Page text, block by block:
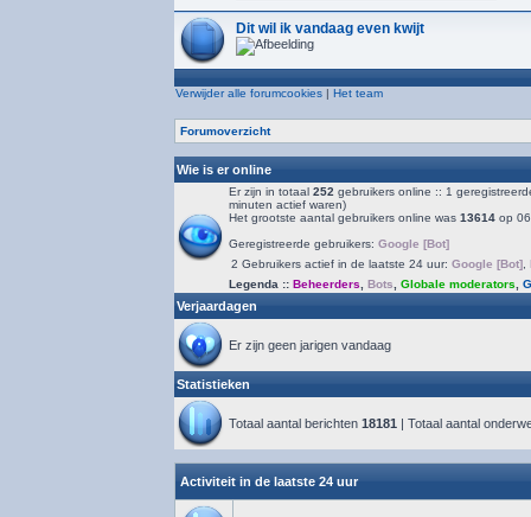
Dit wil ik vandaag even kwijt
Verwijder alle forumcookies | Het team
Forumoverzicht
Wie is er online
Er zijn in totaal 252 gebruikers online :: 1
minuten actief waren)
Het grootste aantal gebruikers online was 13614 op
Geregistreerde gebruikers: Google [Bot]
2 Gebruikers actief in de laatste 24 uur: Google [Bot]
Legenda :: Beheerders Bots Globale moderators
Verjaardagen
Er zijn geen jarigen vandaag
Statistieken
Totaal aantal berichten 18181 | Totaal aantal
Activiteit in de laatste 24 uur